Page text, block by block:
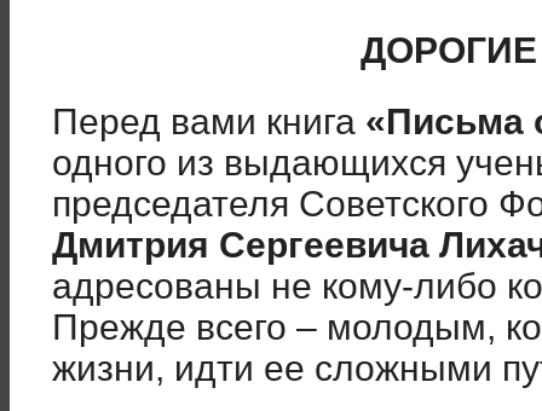
Перед вами книга «Письма
одного из выдающихся
председателя Советского
Дмитрия Сергеевича
адресованы не кому-либо
Прежде всего – молодым,
жизни, идти ее сложными